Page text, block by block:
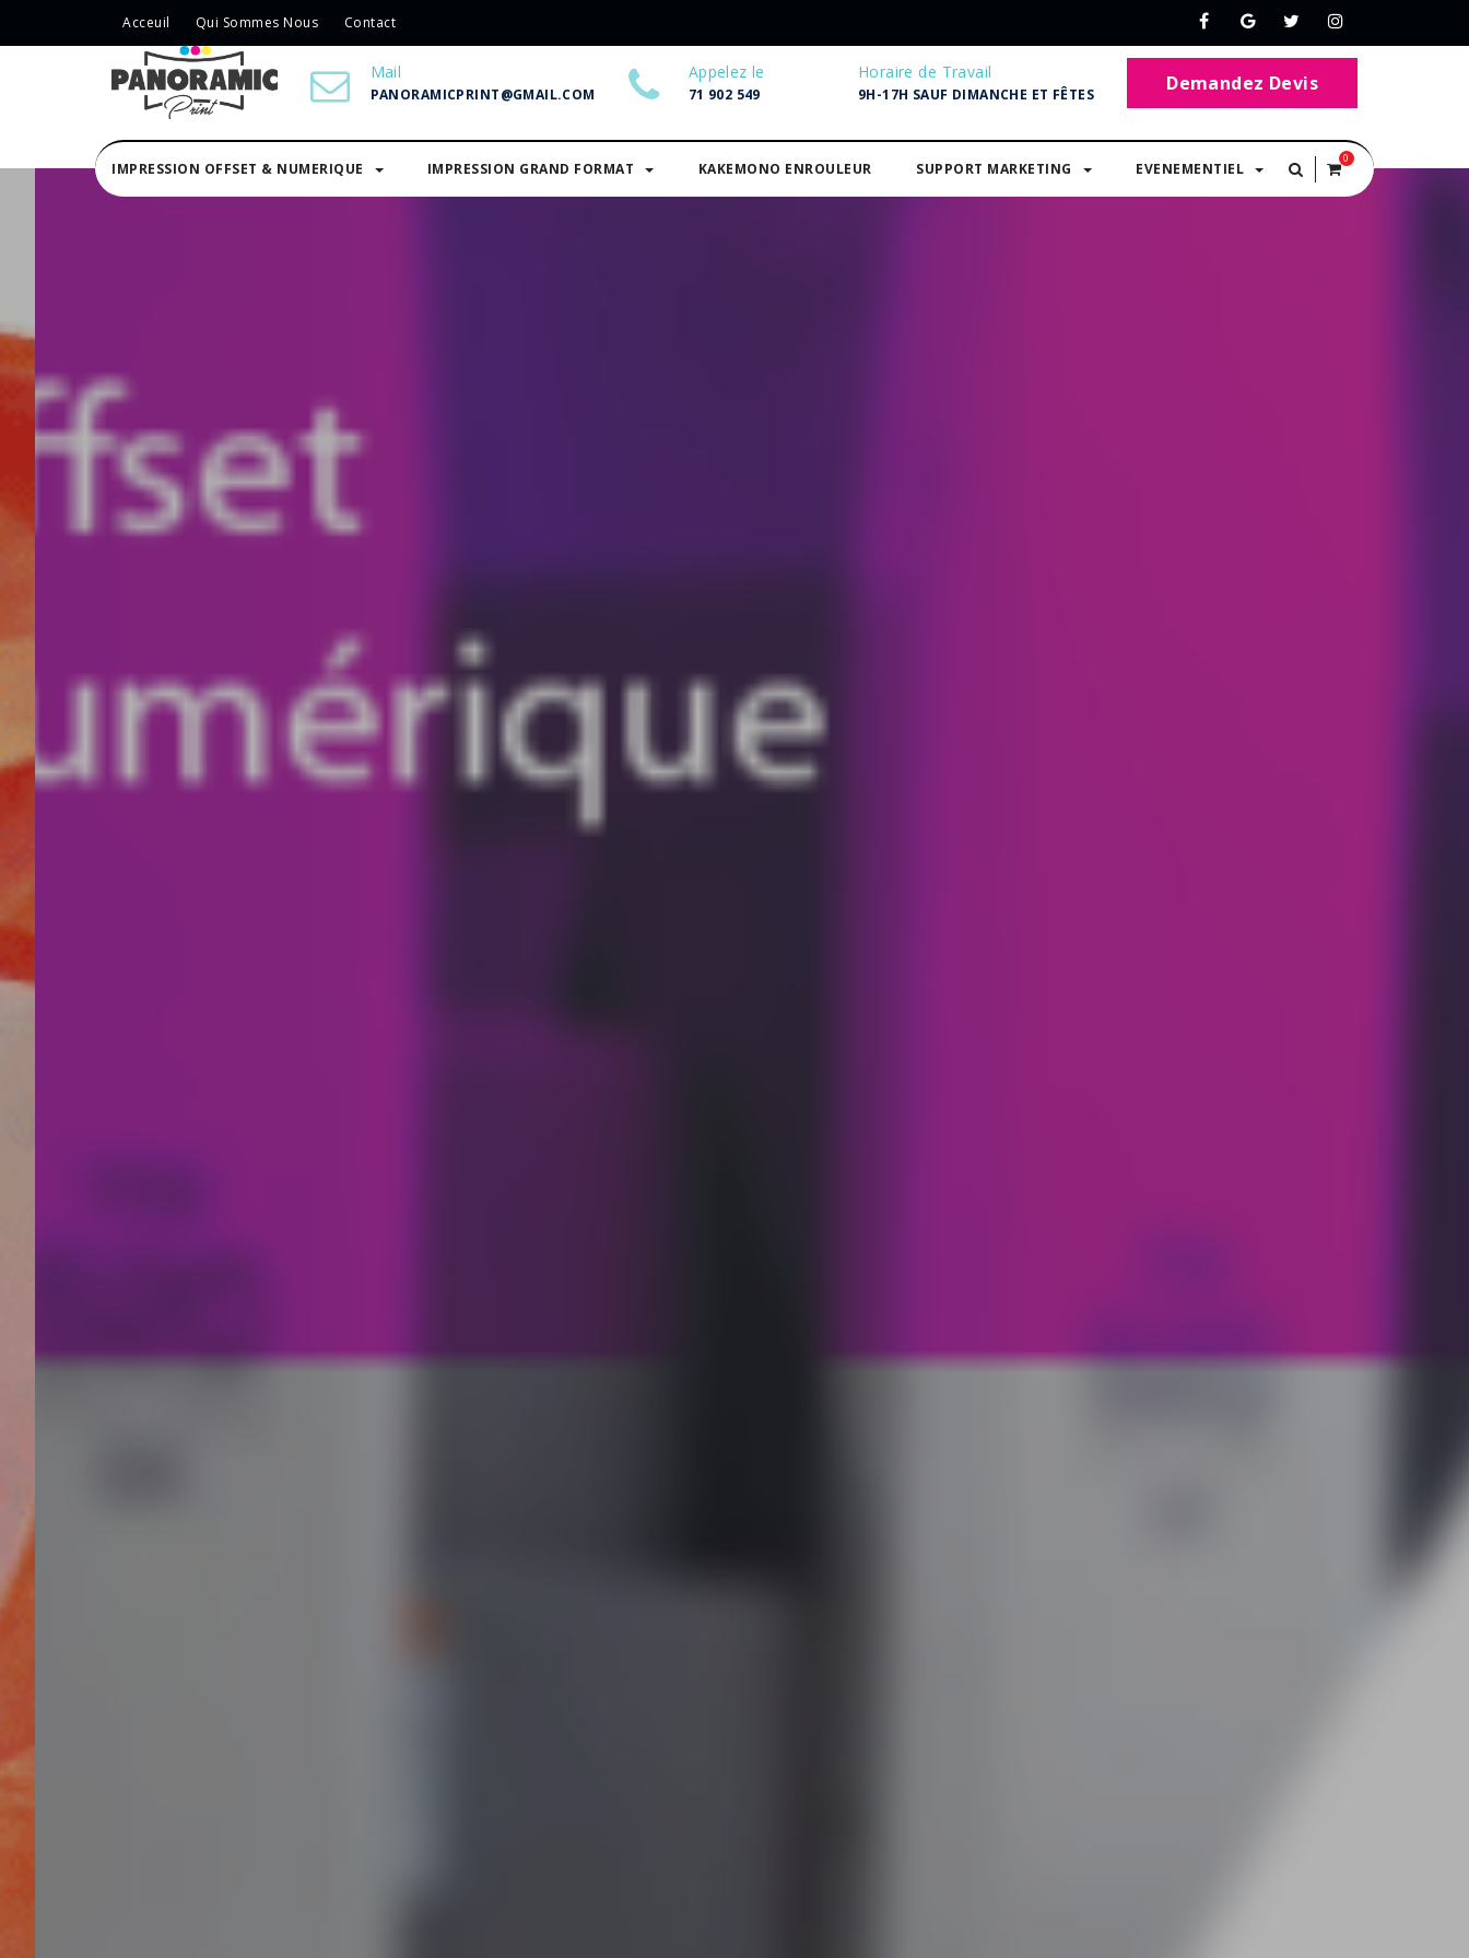
Acceuil Qui Sommes Nous Contact
Mail
PANORAMICPRINT@GMAIL.COM
Appelez le
71 902 549
Horaire de Travail
9H-17H SAUF DIMANCHE ET FÊTES Demandez Devis
IMPRESSION OFFSET & NUMERIQUE IMPRESSION GRAND FORMAT KAKEMONO ENROULEUR SUPPORT MARKETING EVENEMENTIEL
0